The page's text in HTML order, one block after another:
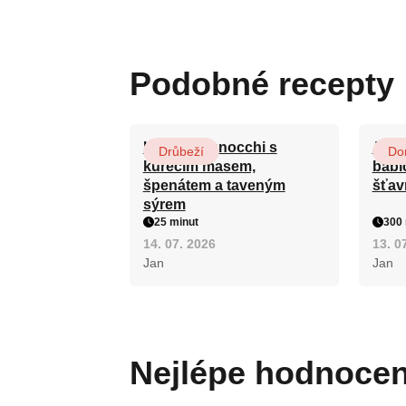
Podobné recepty
Krémové gnocchi s
kuřecím masem,
špenátem a taveným
sýrem
Drůbeží
25 minut
14. 07. 2026
Jan
300
13.
Jan
Nejlépe